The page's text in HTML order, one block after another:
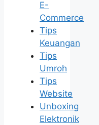
E-
Commerce
Tips
Keuangan
Tips
Umroh
Tips
Website
Unboxing
Elektronik